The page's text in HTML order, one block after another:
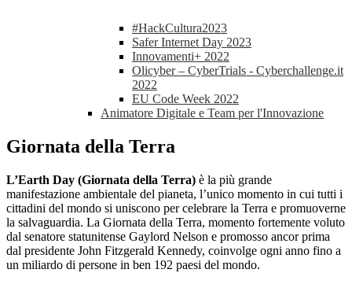
#HackCultura2023
Safer Internet Day 2023
Innovamenti+ 2022
Olicyber – CyberTrials - Cyberchallenge.it
2022
EU Code Week 2022
Animatore Digitale e Team per l'Innovazione
Giornata della Terra
L’Earth Day (Giornata della Terra) è la più grande
manifestazione ambientale del pianeta, l’unico momento in cui tutti i
cittadini del mondo si uniscono per celebrare la Terra e promuoverne
la salvaguardia. La Giornata della Terra, momento fortemente voluto
dal senatore statunitense Gaylord Nelson e promosso ancor prima
dal presidente John Fitzgerald Kennedy, coinvolge ogni anno fino a
un miliardo di persone in ben 192 paesi del mondo.